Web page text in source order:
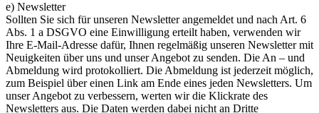
e) Newsletter
Sollten Sie sich für unseren Newsletter angemeldet und nach Art. 6
Abs. 1 a DSGVO eine Einwilligung erteilt haben, verwenden wir
Ihre E-Mail-Adresse dafür, Ihnen regelmäßig unseren Newsletter mit
Neuigkeiten über uns und unser Angebot zu senden. Die An – und
Abmeldung wird protokolliert. Die Abmeldung ist jederzeit möglich,
zum Beispiel über einen Link am Ende eines jeden Newsletters. Um
unser Angebot zu verbessern, werten wir die Klickrate des
Newsletters aus. Die Daten werden dabei nicht an Dritte